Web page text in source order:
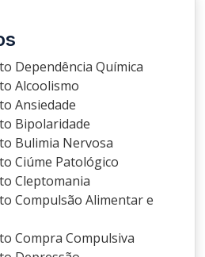
Dependência Química
Alcoolismo
Ansiedade
Bipolaridade
Bulimia Nervosa
Ciúme Patológico
Cleptomania
Compulsão Alimentar e
Compra Compulsiva